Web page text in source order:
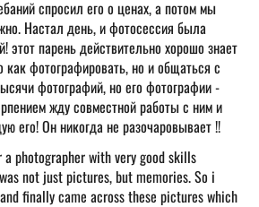
спросил его о ценах, а потом мы
Настал день, и фотосессия была
этот парень действительно хорошо знает
как фотографировать, но и общаться с
фотографий, но его фотографии -
жду совместной работы с ним и
его! Он никогда не разочаровывает !!
photographer with very good skills
not just pictures, but memories. So i
finally came across these pictures which